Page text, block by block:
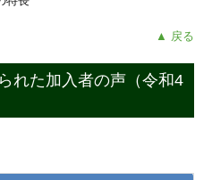
▲ 戻る
れた加入者の声（令和4